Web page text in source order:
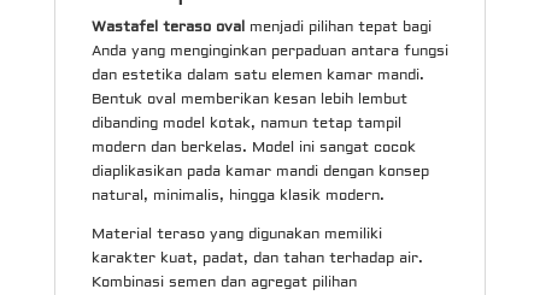
Wastafel teraso ovalmenjadi pilihan tepat bagi
Anda yang menginginkan perpaduan antara fungsi
dan estetika dalam satu elemen kamar mandi.
Bentuk oval memberikan kesan lebih lembut
dibanding model kotak, namun tetap tampil
modern dan berkelas. Model ini sangat cocok
diaplikasikan pada kamar mandi dengan konsep
natural, minimalis, hingga klasik modern.
Material teraso yang digunakan memiliki
karakter kuat, padat, dan tahan terhadap air.
Kombinasi semen dan agregat pilihan